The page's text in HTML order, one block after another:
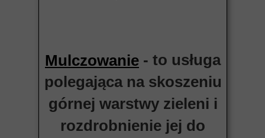
Mulczowanie - to usługa
polegająca na skoszeniu
górnej warstwy zieleni i
rozdrobnienie jej do